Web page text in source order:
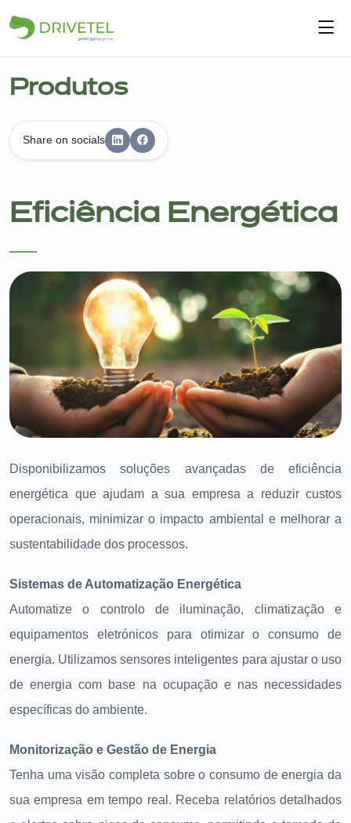
Serviços
Notícias
PT
Produtos
Share on socials
Eficiência Energética
Disponibilizamos soluções avançadas de eficiência
energética que ajudam a sua empresa a reduzir custos
operacionais, minimizar o impacto ambiental e melhorar a
sustentabilidade dos processos.
Sistemas de Automatização Energética
Automatize o controlo de iluminação, climatização e
equipamentos eletrónicos para otimizar o consumo de
energia. Utilizamos sensores inteligentes para ajustar o uso
de energia com base na ocupação e nas necessidades
específicas do ambiente.
Monitorização e Gestão de Energia
Tenha uma visão completa sobre o consumo de energia da
sua empresa em tempo real. Receba relatórios detalhados